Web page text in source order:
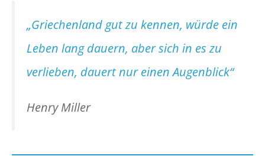
„Griechenland gut zu kennen, würde ein
Leben lang dauern, aber sich in es zu
verlieben, dauert nur einen Augenblick“
Henry Miller